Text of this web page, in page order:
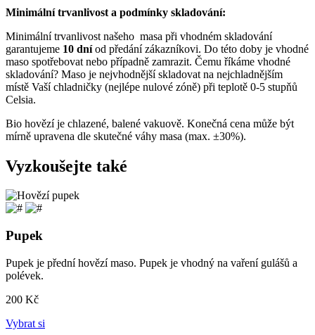
Minimální trvanlivost a podmínky skladování:
Minimální trvanlivost našeho masa při vhodném skladování
garantujeme 10 dníod předání zákazníkovi. Do této doby je vhodné
maso spotřebovat nebo případně zamrazit. Čemu říkáme vhodné
skladování? Maso je nejvhodnější skladovat na nejchladnějším
místě Vaší chladničky (nejlépe nulové zóně) při teplotě 0-5 stupňů
Celsia.
Bio hovězí je chlazené, balené vakuově. Konečná cena může být
mírně upravena dle skutečné váhy masa (max. ±30%).
Vyzkoušejte také
Pupek
Pupek je přední hovězí maso. Pupek je vhodný na vaření gulášů a
polévek.
200 Kč
Vybrat si